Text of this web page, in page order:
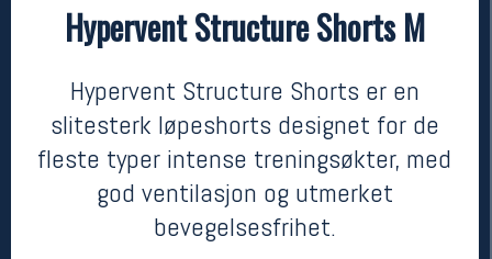
Hypervent Structure Shorts M
Hypervent Structure Shorts er en
slitesterk løpeshorts designet for de
fleste typer intense treningsøkter, med
god ventilasjon og utmerket
bevegelsesfrihet.
699,- MEDLEM: 559,-